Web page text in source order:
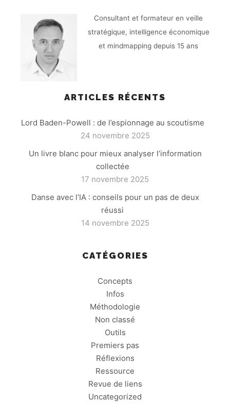
Consultant et formateur en veille
stratégique, intelligence économique
et mindmapping depuis 15 ans
ARTICLES RÉCENTS
Lord Baden-Powell : de l’espionnage au scoutisme
24 novembre 2025
Un livre blanc pour mieux analyser l’information
collectée
17 novembre 2025
Danse avec l’IA : conseils pour un pas de deux
réussi
14 novembre 2025
CATÉGORIES
Concepts
Infos
Méthodologie
Non classé
Outils
Premiers pas
Réflexions
Ressource
Revue de liens
Uncategorized